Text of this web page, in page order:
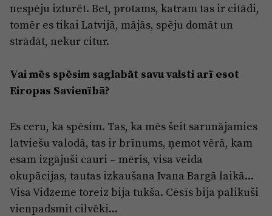
nespēju izturēt. Bet, protams, katram tas ir citādi,
tomēr es tikai Latvijā, mājās, spēju domāt un
strādāt, nekur citur.
Vai mēs spēsim saglabāt savu valsti arī esot
Eiropas Savienībā?
Es ceru, ka spēsim. Tas, ka mēs šeit sarunājamies
latviešu valodā, tas ir brīnums, ņemot vērā, kam
esam izgājuši cauri – mēris, visa veida
okupācijas, tautas izkaušana Ivana Bargā laikā...
Visa Vidzeme toreiz bija tukša. Cēsīs bija palikuši
vienpadsmit cilvēki...